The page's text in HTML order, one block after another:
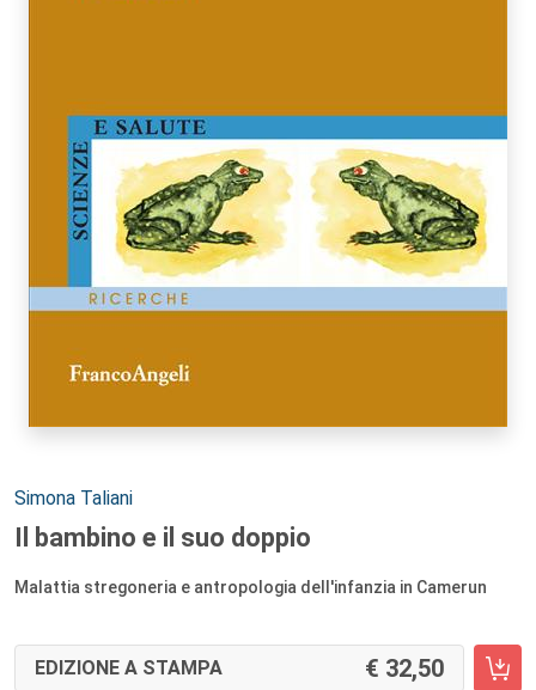
Autori:
Simona Taliani
Il bambino e il suo doppio
Malattia stregoneria e antropologia dell'infanzia in Camerun
EDIZIONE A STAMPA 32,50